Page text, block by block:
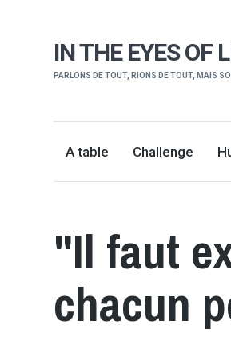
IN THE EYES OF
PARLONS DE TOUT, RIONS DE TOUT, MAIS
A table Challenge
"Il faut
chacun